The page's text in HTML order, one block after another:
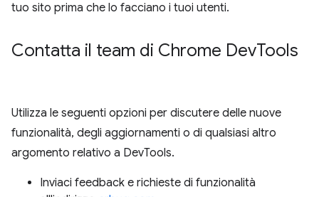
tuo sito prima che lo facciano i tuoi utenti.
Contatta il team di Chrome DevTools
Utilizza le seguenti opzioni per discutere delle nuove
funzionalità, degli aggiornamenti o di qualsiasi altro
argomento relativo a DevTools.
Inviaci feedback e richieste di funzionalità